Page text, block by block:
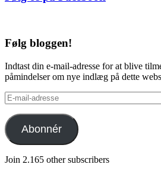
Følg bloggen!
Indtast din e-mail-adresse for at blive
påmindelser om nye indlæg på dette
E-
mail-
adresse
Abonnér
Join 2.165 other subscribers